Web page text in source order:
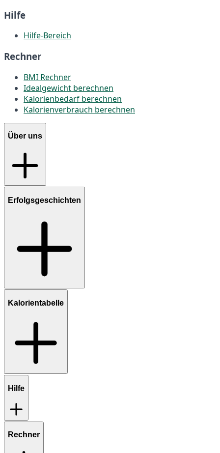
Hilfe
Hilfe-Bereich
Rechner
BMI Rechner
Idealgewicht berechnen
Kalorienbedarf berechnen
Kalorienverbrauch berechnen
Über uns
Erfolgsgeschichten
Kalorientabelle
Hilfe
Rechner